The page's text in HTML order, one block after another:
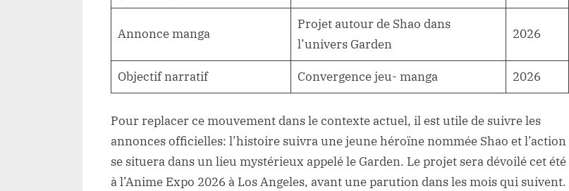
Annonce manga
Projet autour de Shao dans
l’univers Garden
2026
Objectif narratif Convergence jeu- manga 2026
Pour replacer ce mouvement dans le contexte actuel, il est utile de suivre les
annonces officielles: l’histoire suivra une jeune héroïne nommée Shao et l’action
se situera dans un lieu mystérieux appelé le Garden. Le projet sera dévoilé cet été
à l’Anime Expo 2026 à Los Angeles, avant une parution dans les mois qui suivent.